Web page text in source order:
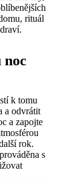
rituál
k tomu
a odvrátit
a zapojte
rok.
s